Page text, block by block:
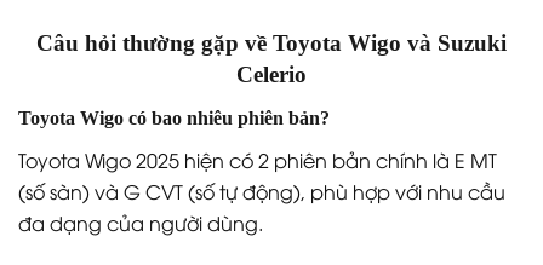
Câu hỏi thường gặp về Toyota Wigo và Suzuki
Celerio
Toyota Wigo có bao nhiêu phiên bản?
Toyota Wigo 2025 hiện có 2 phiên bản chính là E MT
(số sàn) và G CVT (số tự động), phù hợp với nhu cầu
đa dạng của người dùng.